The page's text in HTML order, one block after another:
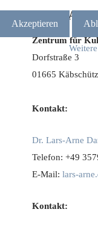
KONTAKT
Zentrum für
Dorfstraße 3
01665
Kontakt:
Dr. Lars-Arne
Telefon: +49
E-Mail: lars-
Kontakt:
Akzeptieren